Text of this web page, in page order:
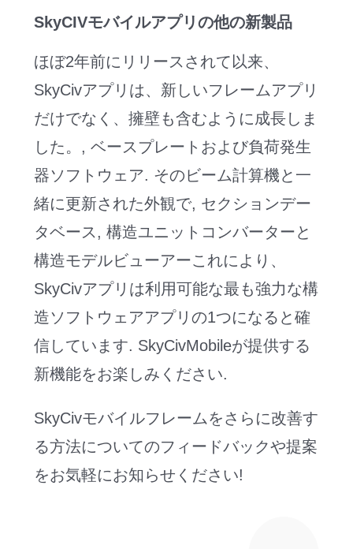
SkyCIVモバイルアプリの他の新製品
ほぼ2年前にリリースされて以来、
SkyCivアプリは、新しいフレームアプリ
だけでなく、擁壁も含むように成長しま
した。, ベースプレートおよび負荷発生
器ソフトウェア. そのビーム計算機と一
緒に更新された外観で, セクションデー
タベース, 構造ユニットコンバーターと
構造モデルビューアーこれにより、
SkyCivアプリは利用可能な最も強力な構
造ソフトウェアアプリの1つになると確
信しています. SkyCivMobileが提供する
新機能をお楽しみください.
SkyCivモバイルフレームをさらに改善す
る方法についてのフィードバックや提案
をお気軽にお知らせください!